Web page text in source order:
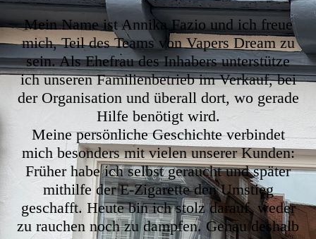
Mein Name ist Annika Fazio und ich freue
mich, Teil des Teams von Vapers Dream zu
sein. Als Ehefrau des Inhabers unterstütze
ich unseren Familienbetrieb im Verkauf, bei
der Organisation und überall dort, wo gerade
Hilfe benötigt wird.
Meine persönliche Geschichte verbindet
mich besonders mit vielen unserer Kunden:
Früher habe ich selbst geraucht und später
mithilfe der E-Zigarette den Umstieg
geschafft. Heute bin ich stolz darauf, weder
zu rauchen noch zu dampfen. Genau deshalb